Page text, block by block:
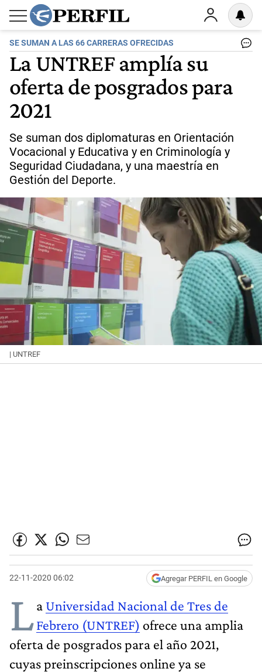
SE SUMAN A LAS 66 CARRERAS OFRECIDAS
La UNTREF amplía su
oferta de posgrados para
2021
Se suman dos diplomaturas en Orientación
Vocacional y Educativa y en Criminología y
Seguridad Ciudadana, y una maestría en
Gestión del Deporte.
| UNTREF
22-11-2020 06:02 Agregar PERFIL en Google
La Universidad Nacional de Tres de
Febrero (UNTREF) ofrece una amplia
oferta de posgrados para el año 2021,
cuyas preinscripciones online ya se